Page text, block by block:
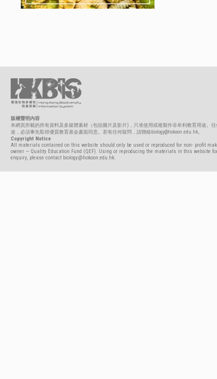
版權聲明內容
本網頁所載的所有資料及多媒體素材（包括圖片及影片)，只准使用或複製作非牟利教育用途。
途，必須事先取得優質教育基金書面同意。若有任何疑問，請聯絡biology@hokoon.edu.hk。
Copyright Notice
All materials contained on this website should only be used or reproduced for non- profit
owner — Quality Education Fund (QEF). Using or reproducing the materials in this website
enquiry, please contact biology@hokoon.edu.hk.